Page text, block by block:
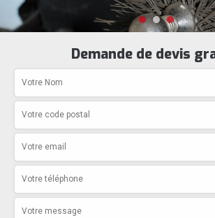
Demande de devis